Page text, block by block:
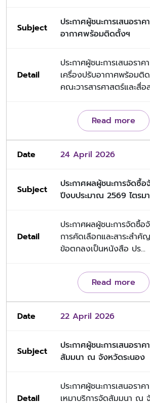
ประกาศผู้ชนะการเสนอรา
อากาศพร้อมติดตั้งฯ
ประกาศผู้ชนะการเสนอรา
เครื่องปรับอากาศพร้อมติ
คณะวารสารศาสตร์และสื่อ
Read more
24 April 2026
ประกาศผลผู้ชนะการจัดซื้อ
ปีงบประมาณ 2569 ไตรม
ประกาศผลผู้ชนะการจัดซื้อ
การคัดเลือกและสาระสำ
ข้อตกลงเป็นหนังสือ ปร...
Read more
22 April 2026
ประกาศผู้ชนะการเสนอรา
สัมมนา ณ จังหวัดระนอง
ประกาศผู้ชนะการเสนอราค
เหมาบริการจัดสัมมนา ณ